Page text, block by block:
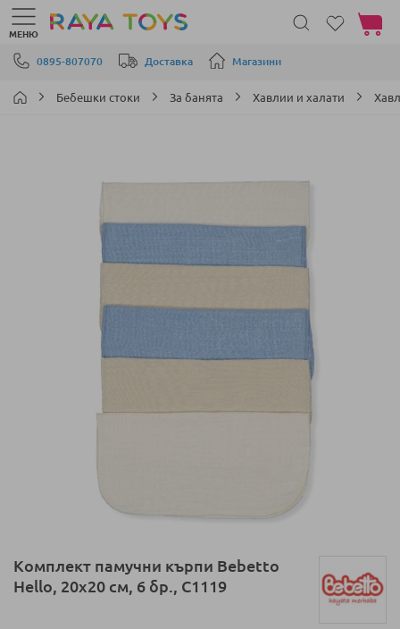
Прескачане към съдържанието
0895-807070 Доставка Магазини
МЕНЮ
Моята
Бебешки стоки За банята Хавлии и халати
Преминете
към
началото
Комплект памучни кърпи Bebetto
Hello, 20х20 см, 6 бр., C1119